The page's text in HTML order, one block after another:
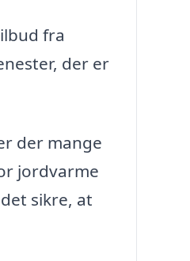
fra
der er
der mange
jordvarme
sikre, at